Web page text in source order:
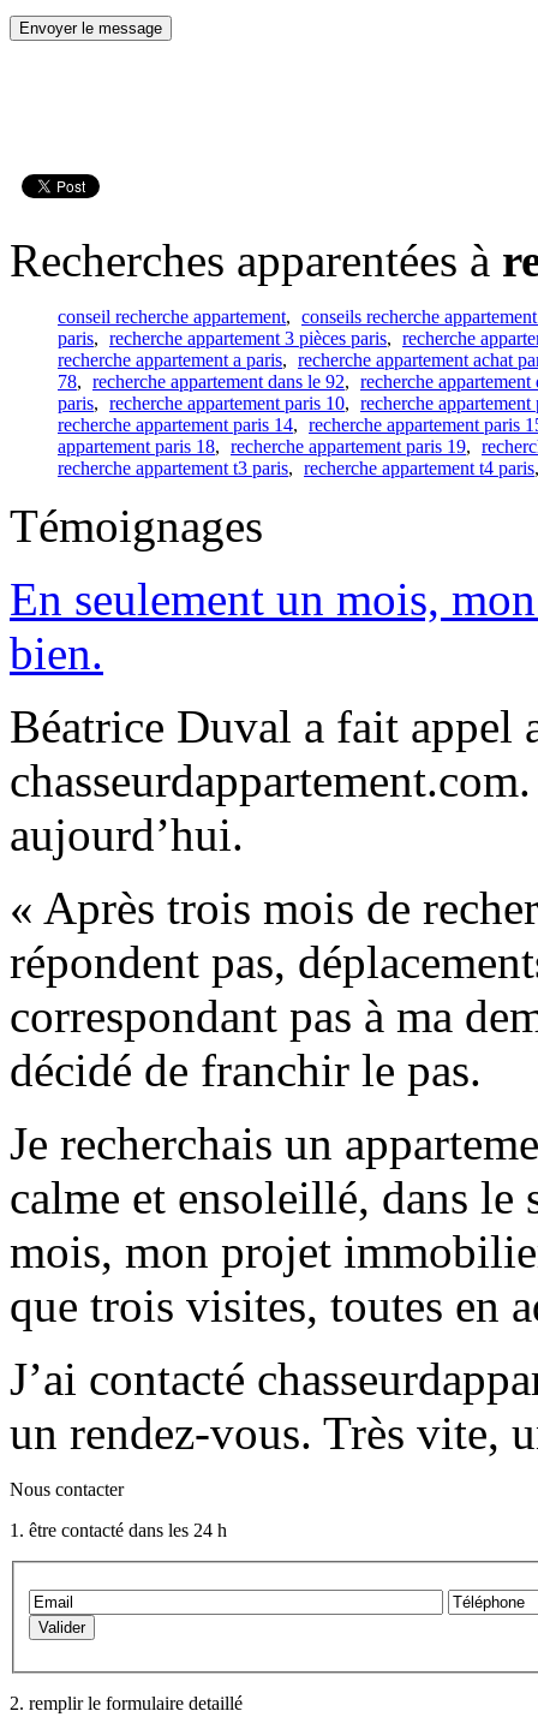
Recherches apparentées à
conseil recherche appartement, conseils recherche
paris, recherche appartement 3 pièces paris, recherche
recherche appartement a paris, recherche appartement achat
78, recherche appartement dans le 92, recherche appartement
paris, recherche appartement paris 10, recherche appartement
recherche appartement paris 14, recherche appartement paris
appartement paris 18, recherche appartement paris 19,
recherche appartement t3 paris, recherche appartement t4 paris,
Témoignages
En seulement un mois,
bien.
Béatrice Duval a fait appel
aujourd’hui.
« Après trois mois de
répondent pas,
correspondant pas à ma
décidé de franchir le pas.
Je recherchais un
calme et ensoleillé, dans le
mois, mon projet
que trois visites, toutes en
J’ai contacté
un rendez-vous. Très vite,
Nous contacter
1. être contacté dans les 24 h
2. remplir le formulaire detaillé